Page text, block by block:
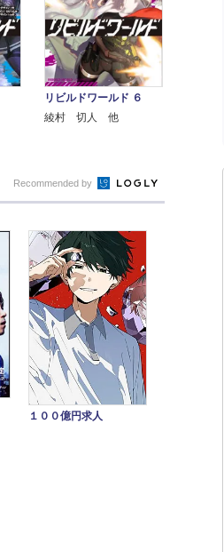
リビルドワールド ６
綾村 切人 他
Recommended by
１００億円求人